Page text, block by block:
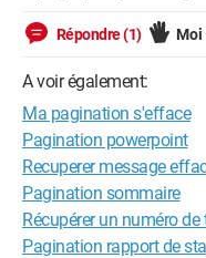
Répondre (1) Moi
A voir également:
Ma pagination s'efface
Pagination powerpoint
Recuperer message
Pagination sommaire
Récupérer un numéro
Pagination rapport de